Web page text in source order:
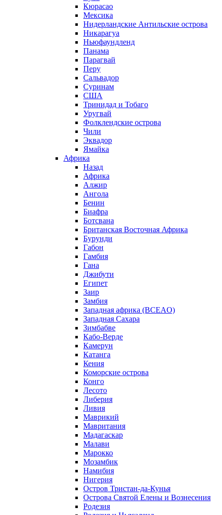
Кюрасао
Мексика
Нидерландские Антильские острова
Никарагуа
Ньюфаундленд
Панама
Парагвай
Перу
Сальвадор
Суринам
США
Тринидад и Тобаго
Уругвай
Фолклендские острова
Чили
Эквадор
Ямайка
Африка
Назад
Африка
Алжир
Ангола
Бенин
Биафра
Ботсвана
Британская Восточная Африка
Бурунди
Габон
Гамбия
Гана
Джибути
Египет
Заир
Замбия
Западная африка (BCEAO)
Западная Сахара
Зимбабве
Кабо-Верде
Камерун
Катанга
Кения
Коморские острова
Конго
Лесото
Либерия
Ливия
Маврикий
Мавритания
Мадагаскар
Малави
Марокко
Мозамбик
Намибия
Нигерия
Остров Тристан-да-Кунья
Острова Святой Елены и Вознесения
Родезия